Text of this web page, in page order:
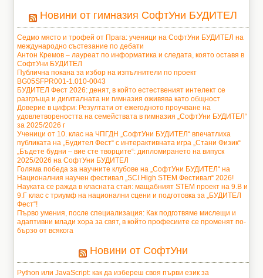
Новини от гимназия СофтУни БУДИТЕЛ
Седмо място и трофей от Прага: ученици на СофтУни БУДИТЕЛ на
международно състезание по дебати
Антон Кремов – лауреат по информатика и следата, която оставя в
СофтУни БУДИТЕЛ
Публична покана за избор на изпълнители по проект
BG05SFPR001-1.010-0043
БУДИТЕЛ Фест 2026: денят, в който естественият интелект се
разгръща и дигиталната ни гимназия оживява като общност
Доверие в цифри: Резултати от ежегодното проучване на
удовлетвореността на семействата в гимназия „СофтУни БУДИТЕЛ“
за 2025/2026 г
Ученици от 10. клас на ЧПГДН „СофтУни БУДИТЕЛ“ впечатлиха
публиката на „Будител Фест“ с интерактивната игра „Стани Физик“
„Бъдете будни – вие сте творците“: дипломирането на випуск
2025/2026 на СофтУни БУДИТЕЛ
Голяма победа за научните клубове на „СофтУни БУДИТЕЛ“ на
Националния научен фестивал „SCI High STEM Фестивал“ 2026!
Науката се ражда в класната стая: мащабният STEM проект на 9.В и
9.Г клас с триумф на национални сцени и подготовка за „БУДИТЕЛ
Фест“!
Първо умения, после специализация: Как подготвяме мислещи и
адаптивни млади хора за свят, в който професиите се променят по-
бързо от всякога
Новини от СофтУни
Python или JavaScript: как да избереш своя първи език за